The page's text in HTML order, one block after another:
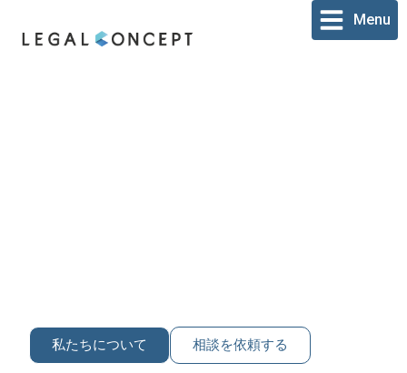
Menu
私たちについて 相談を依頼する